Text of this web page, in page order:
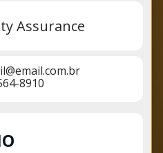
Assurance
8910